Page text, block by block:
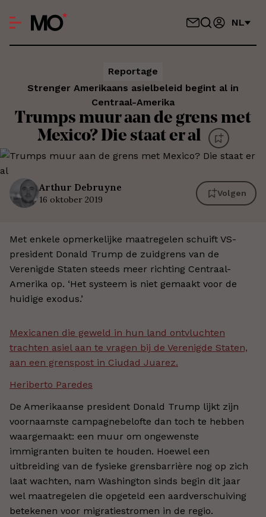
NL
Reportage
Strenger Amerikaans asielbeleid begint al in
Centraal-Amerika
Trumps muur aan de grens met
Mexico? Die staat er al
Arthur Debruyne
16 oktober 2019
Volgen
Met enkele opmerkelijke maatregelen schuift VS-
president Donald Trump de zuidgrens van de
Verenigde Staten steeds meer richting Centraal-
Amerika op. ‘Het systeem is niet gemaakt voor de
huidige exodus.’
Mexicanen die geweld in hun land ontvluchten
trachten asiel aan te vragen bij de Verenigde Staten,
aan een grenspost in Ciudad Juarez.
Heriberto Paredes
De Amerikaanse president Donald Trump lijkt zijn
voornaamste campagnebelofte dan toch te hebben
waargemaakt: een muur om ongewenste
immigranten buiten te houden. Hoewel een
uitbreiding van de fysieke grensbarrière nog op zich
laat wachten, nam Washington sinds begin dit jaar
wel maatregelen die opgeteld een aardverschuiving
betekenen voor migratiestromen in de regio.